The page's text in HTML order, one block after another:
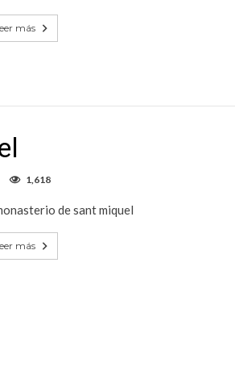
más
1,618
de sant miquel
más